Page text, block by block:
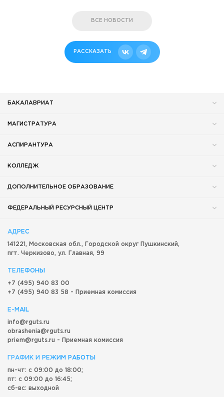
ВСЕ НОВОСТИ
РАССКАЗАТЬ
БАКАЛАВРИАТ
МАГИСТРАТУРА
АСПИРАНТУРА
КОЛЛЕДЖ
ДОПОЛНИТЕЛЬНОЕ ОБРАЗОВАНИЕ
ФЕДЕРАЛЬНЫЙ РЕСУРСНЫЙ ЦЕНТР
АДРЕС
141221, Московская обл., Городской округ Пушкинский,
пгт. Черкизово, ул. Главная, 99
ТЕЛЕФОНЫ
+7 (495) 940 83 00
+7 (495) 940 83 58 - Приемная комиссия
E-MAIL
info@rguts.ru
obrashenia@rguts.ru
priem@rguts.ru - Приемная комиссия
ГРАФИК И РЕЖИМ РАБОТЫ
пн-чт: с 09:00 до 18:00;
пт: с 09:00 до 16:45;
сб-вс: выходной